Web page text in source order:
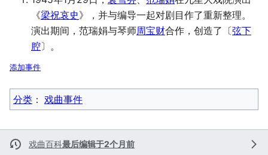
《梁祝哀史》，并与编导一起对剧目作了重新整理。
演出期间，范瑞娟与琴师周宝财合作，创造了〔弦下
腔〕。
添加事件
分类 ：​ 戏曲事件
戏曲百科最后编辑于2个月前